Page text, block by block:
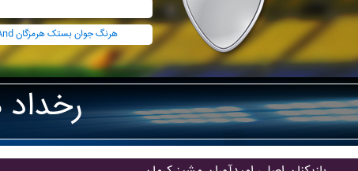
بازی های گذشته اميدآوران مشيز کرمان And هرنگ جوان بستک هرمزگان